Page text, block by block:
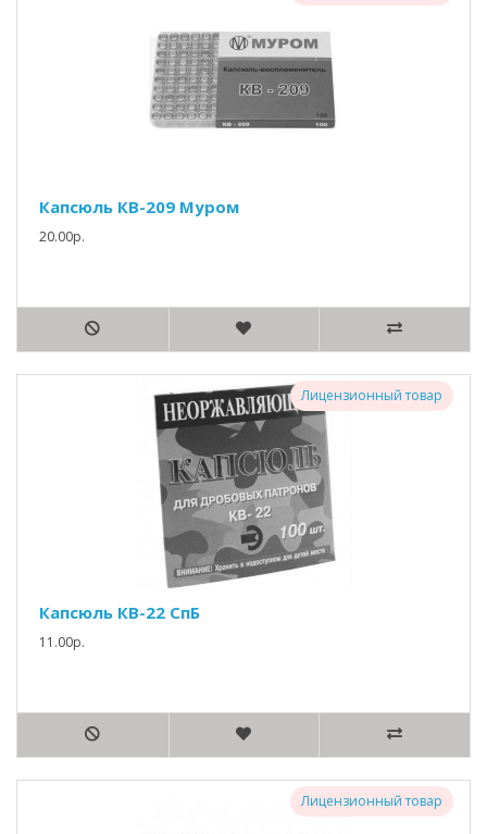
Капсюль КВ-209 Муром
20.00р.
Лицензионный товар
Капсюль КВ-22 СпБ
11.00р.
Лицензионный товар